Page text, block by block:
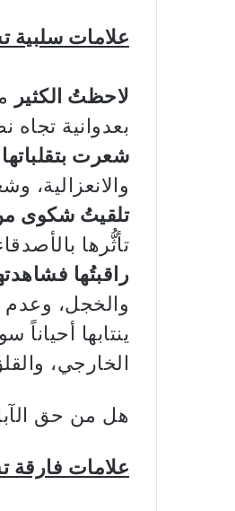
علامات سلبية
لاحظتُ الكثير
بعدوانية تجاه
شعرت
والانعزالية،
تلقيتُ شكوى
تأثُّرها
راقبتُها
والخجل، وعدم
ينتابها
الخارجي،
هل من حق
علامات فارقة